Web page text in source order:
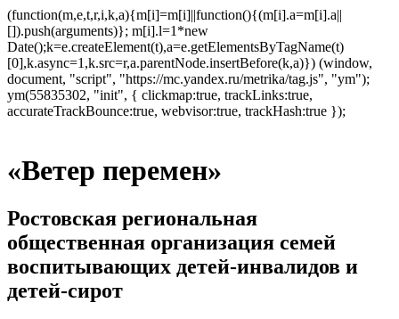
(function(m,e,t,r,i,k,a){m[i]=m[i]||function(){(m[i].a=m[i].a||
[]).push(arguments)}; m[i].l=1*new
Date();k=e.createElement(t),a=e.getElementsByTagName(t)
[0],k.async=1,k.src=r,a.parentNode.insertBefore(k,a)}) (window,
document, "script", "https://mc.yandex.ru/metrika/tag.js", "ym");
ym(55835302, "init", { clickmap:true, trackLinks:true,
accurateTrackBounce:true, webvisor:true, trackHash:true });
«Ветер перемен»
Ростовская региональная
общественная организация семей
воспитывающих детей-инвалидов и
детей-сирот